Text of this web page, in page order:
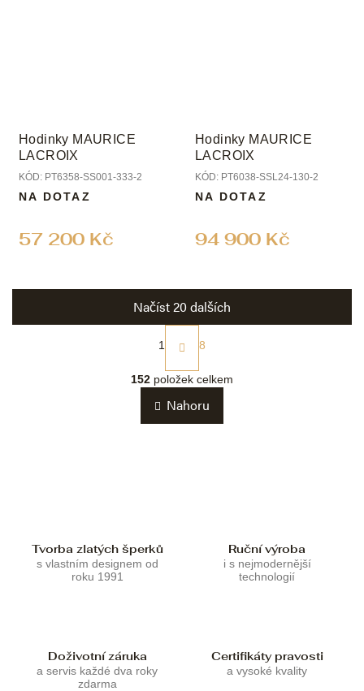
Hodinky MAURICE
LACROIX
KÓD: PT6358-SS001-333-2
57 200 Kč
NA DOTAZ
Hodinky MAURICE
LACROIX
KÓD: PT6038-SSL24-130-2
94 900 Kč
NA DOTAZ
v
l
á
d
Načíst 20 dalších
S
t
á
n
k
1 8
152 položek celkem
Nahoru
Tvorba zlatých šperků
s vlastním designem od
roku 1991
Ruční výroba
i s nejmodernější
technologií
Doživotní záruka
a servis každé dva roky
zdarma
Certifikáty pravosti
a vysoké kvality